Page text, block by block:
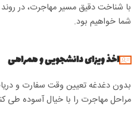
با شناخت دقیق مسیر مهاجرت، در
شما خواهیم بود.
اخذ ویزای دانشجویی و همراهی
بدون دغدغه تعیین وقت سفارت و
مراحل مهاجرت را با خیال آسوده طی